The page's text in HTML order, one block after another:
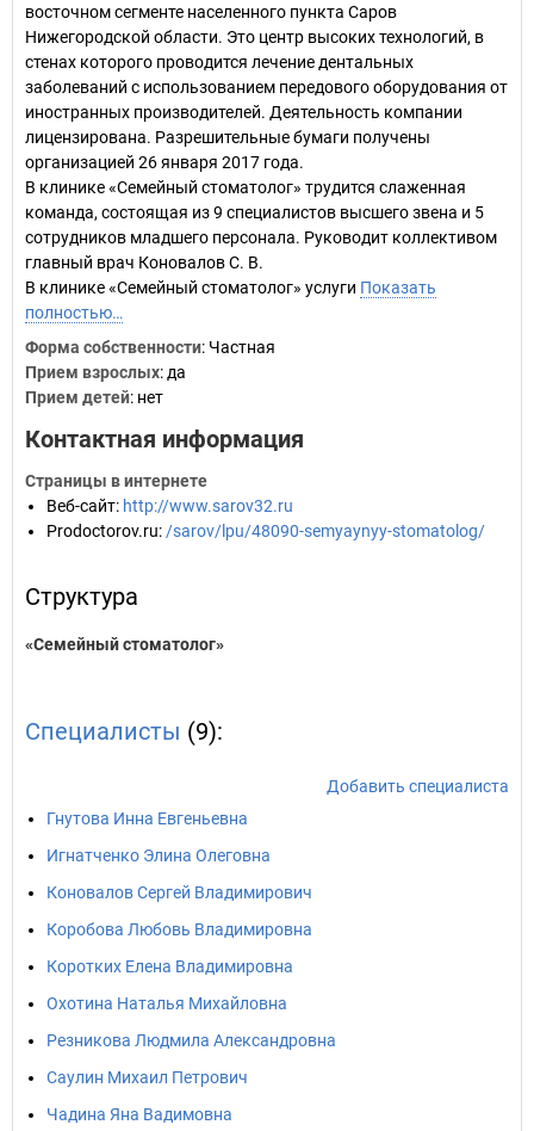
восточном сегменте населенного пункта Саров
Нижегородской области. Это центр высоких технологий, в
стенах которого проводится лечение дентальных
заболеваний с использованием передового оборудования от
иностранных производителей. Деятельность компании
лицензирована. Разрешительные бумаги получены
организацией 26 января 2017 года.
В клинике «Семейный стоматолог» трудится слаженная
команда, состоящая из 9 специалистов высшего звена и 5
сотрудников младшего персонала. Руководит коллективом
главный врач Коновалов С. В.
В клинике «Семейный стоматолог» услуги Показать
полностью…
Форма собственности: Частная
Прием взрослых: да
Прием детей: нет
Контактная информация
Страницы в интернете
Веб-сайт: http://www.sarov32.ru
Prodoctorov.ru: /sarov/lpu/48090-semyaynyy-stomatolog/
Структура
«Семейный стоматолог»
Специалисты (9):
Добавить специалиста
Гнутова Инна Евгеньевна
Игнатченко Элина Олеговна
Коновалов Сергей Владимирович
Коробова Любовь Владимировна
Коротких Елена Владимировна
Охотина Наталья Михайловна
Резникова Людмила Александровна
Саулин Михаил Петрович
Чадина Яна Вадимовна